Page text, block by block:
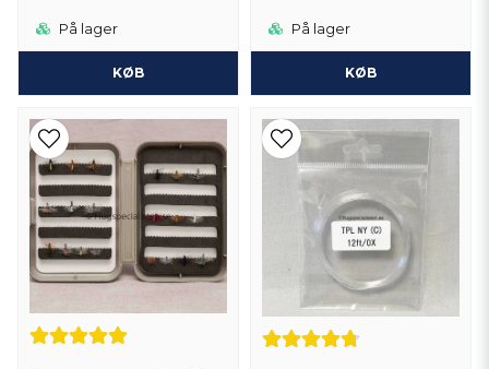
På lager
KØB
På lager
KØB